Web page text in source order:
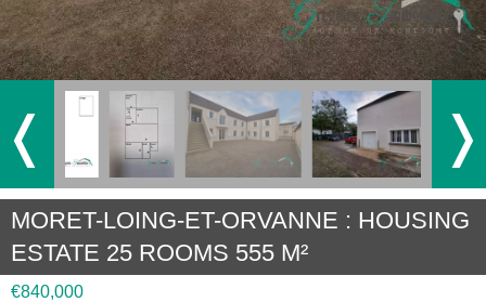
❬ ❭
MORET-LOING-ET-ORVANNE : HOUSING
ESTATE 25 ROOMS 555 M²
€840,000